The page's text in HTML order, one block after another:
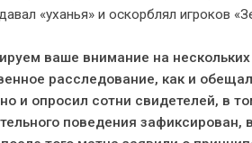
«уханья» и оскорблял игроков
ваше внимание на
расследование, как и
и опросил сотни свидетелей, в
поведения